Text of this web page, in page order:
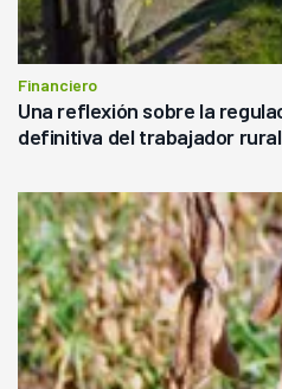
Financiero
Una reflexión sobre la
definitiva del trabajador rural